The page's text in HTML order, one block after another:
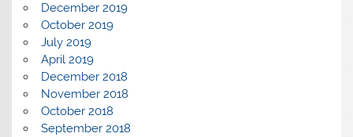
December 2019
October 2019
July 2019
April 2019
December 2018
November 2018
October 2018
September 2018